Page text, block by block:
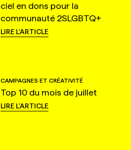
ciel en dons pour la
communauté 2SLGBTQ+
LIRE L'ARTICLE
CAMPAGNES ET CRÉATIVITÉ
Top 10 du mois de juillet
LIRE L'ARTICLE